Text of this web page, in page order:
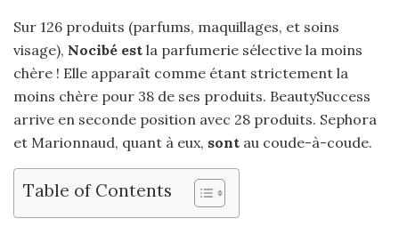
Sur 126 produits (parfums, maquillages, et soins
visage), Nocibé est la parfumerie sélective la moins
chère ! Elle apparaît comme étant strictement la
moins chère pour 38 de ses produits. BeautySuccess
arrive en seconde position avec 28 produits. Sephora
et Marionnaud, quant à eux, sont au coude-à-coude.
Table of Contents